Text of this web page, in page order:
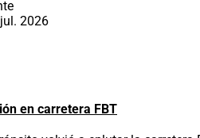
2026
en carretera FBT